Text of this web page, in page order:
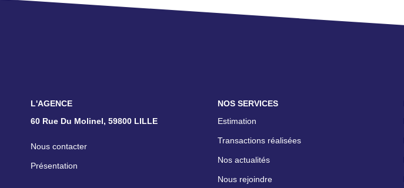
L'AGENCE
60 Rue Du Molinel, 59800 LILLE
Nous contacter
Présentation
NOS SERVICES
Estimation
Transactions réalisées
Nos actualités
Nous rejoindre